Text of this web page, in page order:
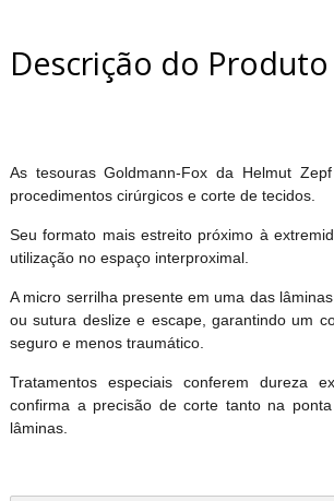
Descrição do Produto
As tesouras Goldmann-Fox da Helmut
procedimentos cirúrgicos e corte de tecidos.
Seu formato mais estreito próximo à
utilização no espaço interproximal.
A micro serrilha presente em uma das
ou sutura deslize e escape, garantindo um
seguro e menos traumático.
Tratamentos especiais conferem dureza
confirma a precisão de corte tanto na
lâminas.